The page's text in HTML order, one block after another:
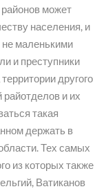
может
населения, и
маленькими
и преступники
другого
и их
такая
держать в
Тех самых
из которых также
Ватиканов